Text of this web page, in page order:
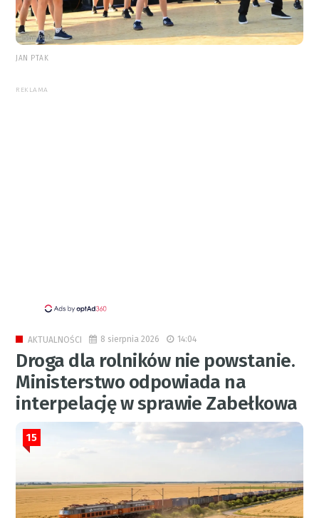
JAN PTAK
REKLAMA
AKTUALNOŚCI 8 sierpnia 2026 14:04
Droga dla rolników nie powstanie.
Ministerstwo odpowiada na
interpelację w sprawie Zabełkowa
15